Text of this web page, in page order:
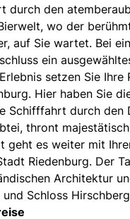
durch den
wo der
auf Sie wartet. Bei
ein
setzen Sie
Hier haben Sie
Schifffahrt durch den
thront
geht es weiter mit
Riedenburg. Der
Architektur
Schloss